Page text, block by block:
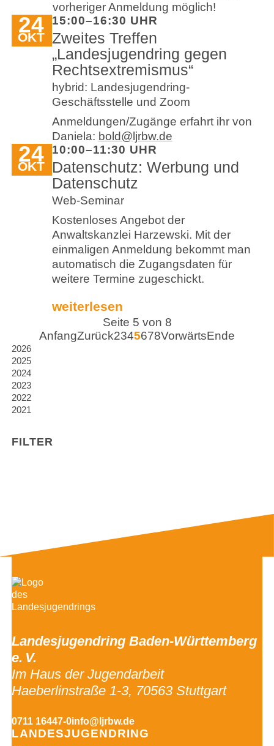
FILTER
2026
2025
2024
2023
2022
2021
vorheriger Anmeldung möglich!
24
OKT
15:00–16:30 UHR
Zweites Treffen
„Landesjugendring gegen
Rechtsextremismus“
hybrid: Landesjugendring-
Geschäftsstelle und Zoom
Anmeldungen/Zugänge erfahrt ihr von
Daniela: bold@ljrbw.de
24
OKT
10:00–11:30 UHR
Datenschutz: Werbung und
Datenschutz
Web-Seminar
Kostenloses Angebot der
Anwaltskanzlei Harzewski. Mit der
einmaligen Anmeldung bekommt man
automatisch die Zugangsdaten für
weitere Termine zugeschickt.
weiterlesen
Seite 5 von 8
AnfangZurück2345678VorwärtsEnde
Landesjugendring Baden-Württemberg
e. V.
Im Haus der Jugendarbeit
Haeberlinstraße 1-3, 70563 Stuttgart
0711 16447-0info@ljrbw.de
LANDESJUGENDRING